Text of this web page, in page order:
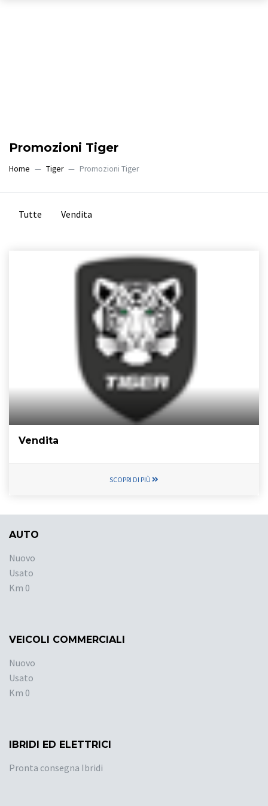
Promozioni Tiger
Home Tiger Promozioni Tiger
Tutte Vendita
Vendita
SCOPRI DI PIÙ
AUTO
Nuovo
Usato
Km 0
VEICOLI COMMERCIALI
Nuovo
Usato
Km 0
IBRIDI ED ELETTRICI
Pronta consegna Ibridi